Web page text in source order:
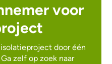
voor
door één
zelf op zoek naar